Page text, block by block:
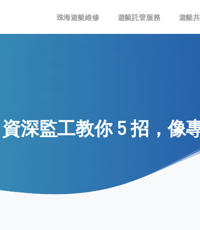
珠海遊艇維修 遊艇託管服務 遊艇
深監工教你 5 招，像